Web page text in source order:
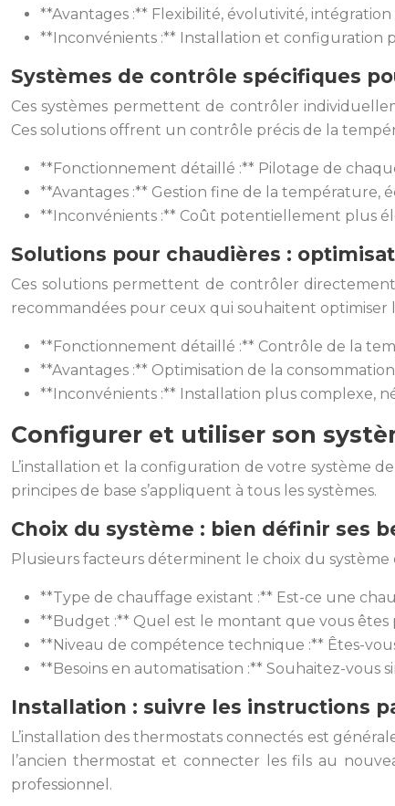
**Avantages :** Flexibilité, évolutivité,
**Inconvénients :** Installation et configuration
Systèmes de contrôle spécifiques
Ces systèmes permettent de contrôler
Ces solutions offrent un contrôle précis de la
**Fonctionnement détaillé :** Pilotage de
**Avantages :** Gestion fine de la température,
**Inconvénients :** Coût potentiellement plus
Solutions pour chaudières :
Ces solutions permettent de contrôler
recommandées pour ceux qui souhaitent
**Fonctionnement détaillé :** Contrôle de la
**Avantages :** Optimisation de la
**Inconvénients :** Installation plus complexe,
Configurer et utiliser son
L’installation et la configuration de votre système
principes de base s’appliquent à tous les systèmes.
Choix du système : bien définir ses
Plusieurs facteurs déterminent le choix du
**Type de chauffage existant :** Est-ce une
**Budget :** Quel est le montant que vous êtes
**Niveau de compétence technique :** Êtes-
**Besoins en automatisation :** Souhaitez-
Installation : suivre les instructions
L’installation des thermostats connectés est
l’ancien thermostat et connecter les fils au
professionnel.